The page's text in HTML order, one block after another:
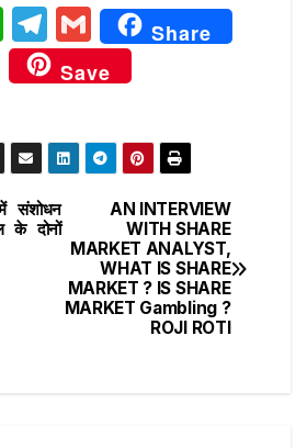
W
h
at
A
p
p
T
el
e
ra
m
G
m
ai
Share
Save
AN INTERVIEW
WITH SHARE
MARKET ANALYST,
WHAT IS SHARE
MARKET ? IS SHARE
MARKET Gambling ?
ROJI ROTI
संशोधन
के दोनों